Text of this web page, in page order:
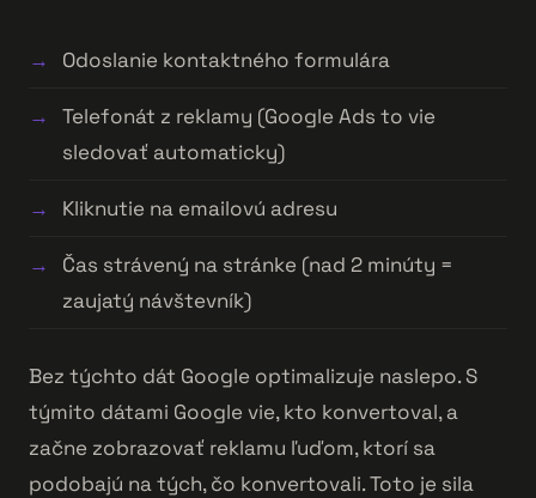
Odoslanie kontaktného formulára
Telefonát z reklamy (Google Ads to vie
sledovať automaticky)
Kliknutie na emailovú adresu
Čas strávený na stránke (nad 2 minúty =
zaujatý návštevník)
Bez týchto dát Google optimalizuje naslepo. S
týmito dátami Google vie, kto konvertoval, a
začne zobrazovať reklamu ľuďom, ktorí sa
podobajú na tých, čo konvertovali. Toto je sila